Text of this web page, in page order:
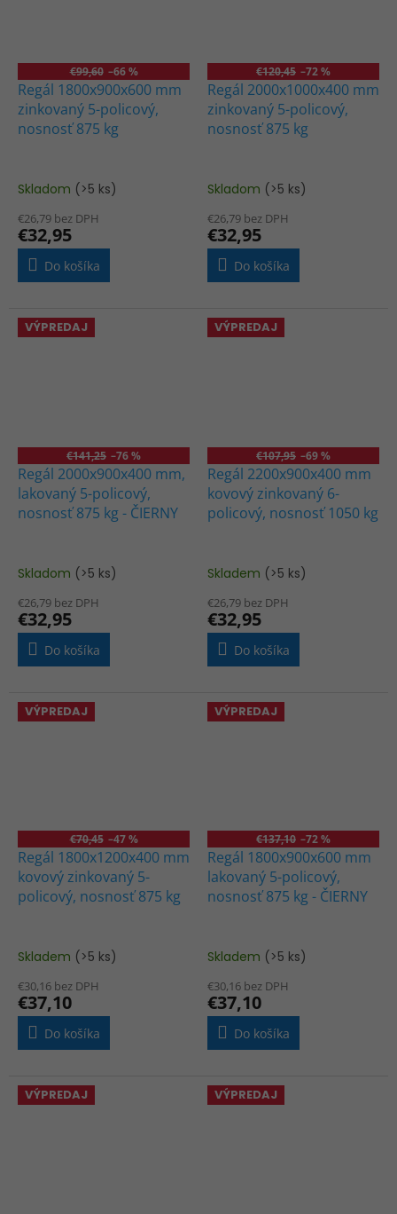
€99,60 –66 %
Regál 1800x900x600 mm
zinkovaný 5-policový,
nosnosť 875 kg
Skladom (>5 ks)
€26,79 bez DPH
€32,95
Do košíka
€120,45 –72 %
Regál 2000x1000x400 mm
zinkovaný 5-policový,
nosnosť 875 kg
Skladom (>5 ks)
€26,79 bez DPH
€32,95
Do košíka
VÝPREDAJ
€141,25 –76 %
Regál 2000x900x400 mm,
lakovaný 5-policový,
nosnosť 875 kg - ČIERNY
Skladom (>5 ks)
€26,79 bez DPH
€32,95
Do košíka
VÝPREDAJ
€107,95 –69 %
Regál 2200x900x400 mm
kovový zinkovaný 6-
policový, nosnosť 1050 kg
Skladem (>5 ks)
€26,79 bez DPH
€32,95
Do košíka
VÝPREDAJ
€70,45 –47 %
Regál 1800x1200x400 mm
kovový zinkovaný 5-
policový, nosnosť 875 kg
Skladem (>5 ks)
€30,16 bez DPH
€37,10
Do košíka
VÝPREDAJ
€137,10 –72 %
Regál 1800x900x600 mm
lakovaný 5-policový,
nosnosť 875 kg - ČIERNY
Skladem (>5 ks)
€30,16 bez DPH
€37,10
Do košíka
VÝPREDAJ VÝPREDAJ